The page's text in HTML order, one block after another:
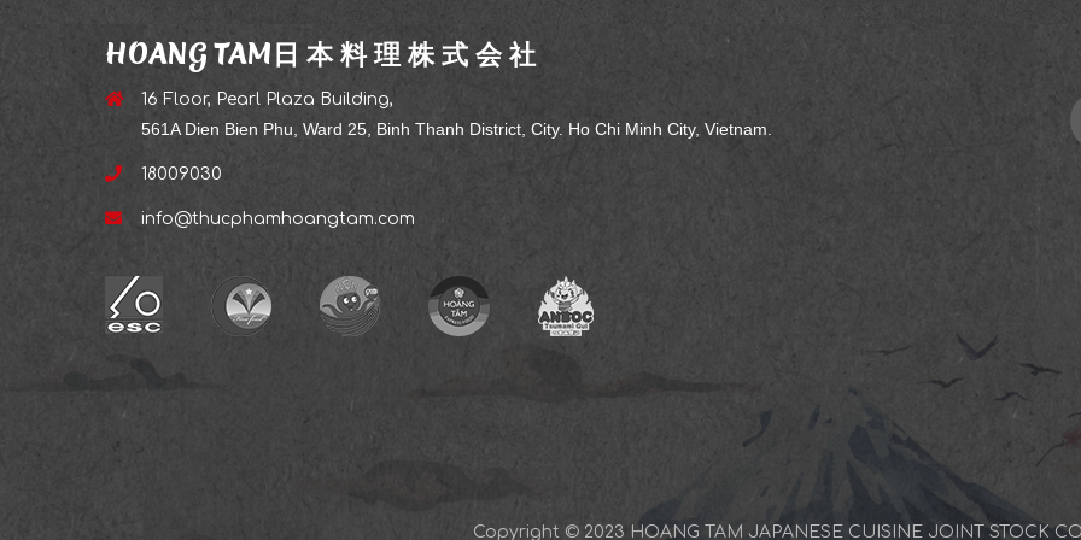
HOANG TAM日 本 料 理 株 式 会 社
16 Floor, Pearl Plaza Building,
561A Dien Bien Phu, Ward 25, Binh Thanh District, City. Ho Chi Minh City, Vietnam.
18009030
info@thucphamhoangtam.com
Copyright © 2023 HOANG TAM JAPANESE CUISINE JOINT STOCK